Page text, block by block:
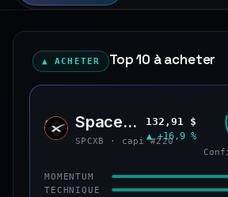
▲ ACHETER Top 10 à acheter
SPCX SpaceX (bStocks
SPCXB · capi #220
132,91 $
▲ +16,9 %
MOMENTUM
TECHNIQUE